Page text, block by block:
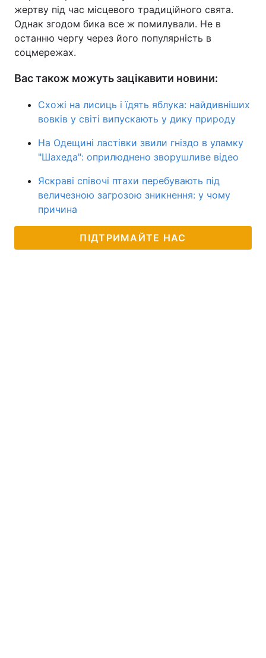
жертву під час місцевого традиційного свята.
Однак згодом бика все ж помилували. Не в
останню чергу через його популярність в
соцмережах.
Вас також можуть зацікавити новини:
Схожі на лисиць і їдять яблука: найдивніших
вовків у світі випускають у дику природу
На Одещині ластівки звили гніздо в уламку
"Шахеда": оприлюднено зворушливе відео
Яскраві співочі птахи перебувають під
величезною загрозою зникнення: у чому
причина
ПІДТРИМАЙТЕ НАС